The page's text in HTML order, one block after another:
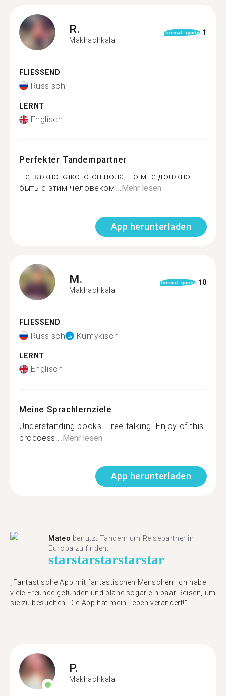
R.
Makhachkala
format_quote 1
FLIESSEND
Russisch
LERNT
Englisch
Perfekter Tandempartner
Не важно какого он пола, но мне должно
быть с этим человеком...Mehr lesen
App herunterladen
M.
Makhachkala
format_quote 10
FLIESSEND
Russisch Kumykisch
LERNT
Englisch
Meine Sprachlernziele
Understanding books. Free talking. Enjoy of this
proccess...Mehr lesen
App herunterladen
Mateo benutzt Tandem um Reisepartner in
Europa zu finden.
starstarstarstarstar
„Fantastische App mit fantastischen Menschen. Ich habe
viele Freunde gefunden und plane sogar ein paar Reisen, um
sie zu besuchen. Die App hat mein Leben verändert!"
P.
Makhachkala